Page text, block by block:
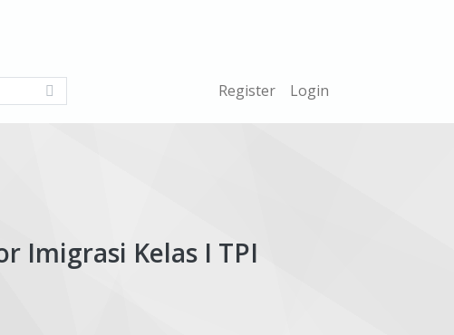
are
Register Login
Imigrasi Kelas I TPI